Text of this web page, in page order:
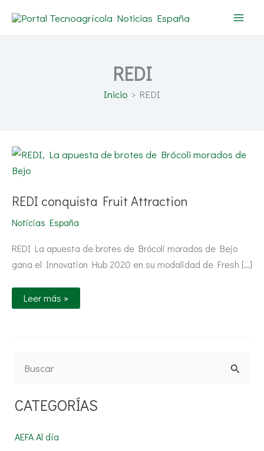
REDI
Inicio REDI
REDI conquista Fruit Attraction
Noticias España
REDI La apuesta de brotes de Brócoli morados de Bejo
gana el Innovation Hub 2020 en su modalidad de Fresh […]
REDI
conquista
Fruit
Attraction
Leer más »
s
CATEGORÍAS
AEFA Al día